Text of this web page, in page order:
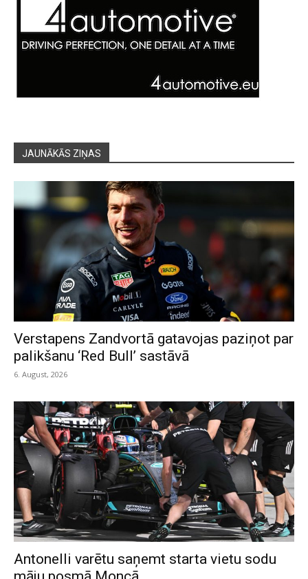
JAUNĀKĀS ZIŅAS
Verstapens Zandvortā gatavojas paziņot par
palikšanu ‘Red Bull’ sastāvā
6. August, 2026
Antonelli varētu saņemt starta vietu sodu